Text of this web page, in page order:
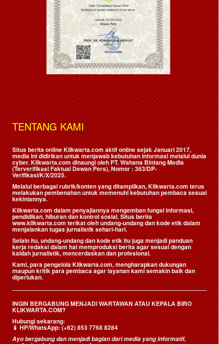
TENTANG KAMI
Situs berita online Klikwarta.com aktif online sejak Januari 2017,
media ini didirikan untuk menjawab kebutuhan informasi melalui dunia
cyber. Klikwarta.com dinaungi oleh PT. Wahana Bintang Media
(Terverifikasi Faktual Dewan Pers), Nomor : 363/DP-
Verifikasi/K/X/2025.
Melalui berbagai rubrik/konten yang ditampilkan, Klikwarta.com terus
melakukan pembenahan untuk memenuhi kebutuhan pembaca sesuai
kekiniannya.
Klikwarta.com dalam penyajiannya mengemban fungsi informasi,
pendidikan, hiburan dan kontrol sosial. Situs berita
www.klikwarta.com terikat oleh undang-undang dan kode etik dalam
menjalankan tugas jurnalistik sehari-hari.
Selain itu, undang-undang dan kode etik itu juga menjadi panduan
kerja redaksi dalam hal memproduksi berita agar sesuai dengan
kaidah jurnalistik, mencerdaskan dan profesional.
Kami, para pengelola Klikwarta.com, mengharapkan dukungan
maupun kritik para pembaca agar layanan kami semakin baik dan
diperlukan.
INGIN BERGABUNG MENJADI WARTAWAN ATAU KEPALA BIRO
KLIKWARTA.COM?
Hubungi sekarang:
📱HP/WhatsApp:(+62) 853 7768 8284
Ayo bergabung dan menjadi bagian dari media yang informatif,